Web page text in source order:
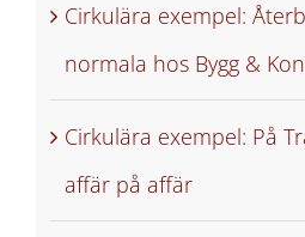
Cirkulära exempel:
normala hos Bygg &
Cirkulära exempel: På
affär på affär